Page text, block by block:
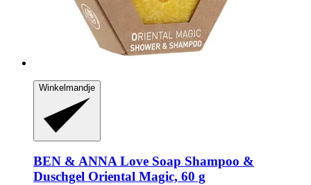
Winkelmandje
BEN & ANNALove Soap Shampoo &
Duschgel Oriental Magic, 60 g